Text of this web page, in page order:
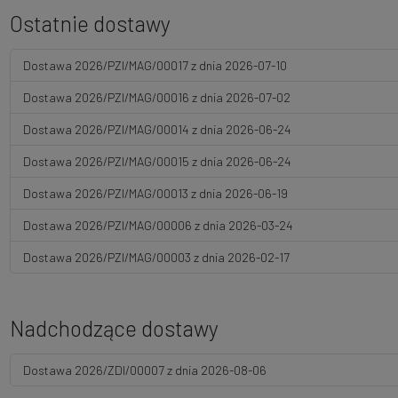
Ostatnie dostawy
Dostawa 2026/PZI/MAG/00017 z dnia 2026-07-10
Dostawa 2026/PZI/MAG/00016 z dnia 2026-07-02
Dostawa 2026/PZI/MAG/00014 z dnia 2026-06-24
Dostawa 2026/PZI/MAG/00015 z dnia 2026-06-24
Dostawa 2026/PZI/MAG/00013 z dnia 2026-06-19
Dostawa 2026/PZI/MAG/00006 z dnia 2026-03-24
Dostawa 2026/PZI/MAG/00003 z dnia 2026-02-17
Nadchodzące dostawy
Dostawa 2026/ZDI/00007 z dnia 2026-08-06